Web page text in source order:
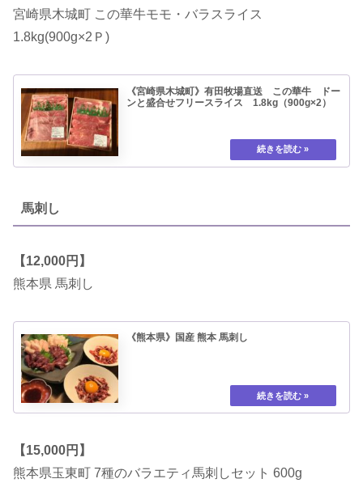
宮崎県木城町 この華牛モモ・バラスライス
1.8kg(900g×2Ｐ)
《宮崎県木城町》有田牧場直送 この華牛 ドー
ンと盛合せフリースライス 1.8kg（900g×2）
馬刺し
【12,000円】
熊本県 馬刺し
《熊本県》国産 熊本 馬刺し
【15,000円】
熊本県玉東町 7種のバラエティ馬刺しセット 600g